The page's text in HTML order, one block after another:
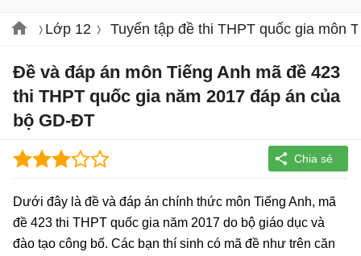
Lớp 12 Tuyển tập đề thi THPT quốc gia môn
Đề và đáp án môn Tiếng Anh mã đề 423
thi THPT quốc gia năm 2017 đáp án của
bộ GD-ĐT
Dưới đây là đề và đáp án chính thức môn Tiếng Anh, mã
đề 423 thi THPT quốc gia năm 2017 do bộ giáo dục và
đào tạo công bố. Các bạn thí sinh có mã đề như trên căn